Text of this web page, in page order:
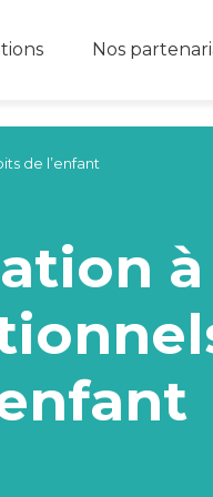
Nos
de l’enfant
à